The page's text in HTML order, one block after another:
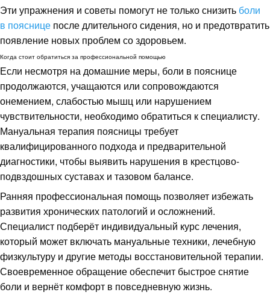
Эти упражнения и советы помогут не только снизить боли
в пояснице после длительного сидения, но и предотвратить
появление новых проблем со здоровьем.
Когда стоит обратиться за профессиональной помощью
Если несмотря на домашние меры, боли в пояснице
продолжаются, учащаются или сопровождаются
онемением, слабостью мышц или нарушением
чувствительности, необходимо обратиться к специалисту.
Мануальная терапия поясницы требует
квалифицированного подхода и предварительной
диагностики, чтобы выявить нарушения в крестцово-
подвздошных суставах и тазовом балансе.
Ранняя профессиональная помощь позволяет избежать
развития хронических патологий и осложнений.
Специалист подберёт индивидуальный курс лечения,
который может включать мануальные техники, лечебную
физкультуру и другие методы восстановительной терапии.
Своевременное обращение обеспечит быстрое снятие
боли и вернёт комфорт в повседневную жизнь.